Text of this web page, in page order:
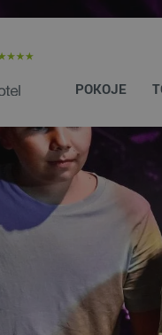
POKOJE